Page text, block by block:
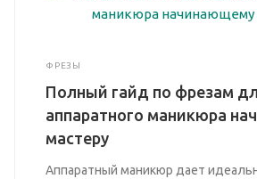
ФРЕЗЫ
Полный гайд по фрезам
аппаратного маникюра
мастеру
Аппаратный маникюр дает